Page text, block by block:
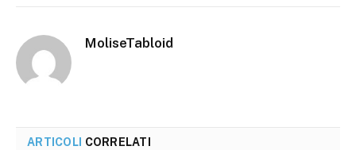
MoliseTabloid
ARTICOLI CORRELATI